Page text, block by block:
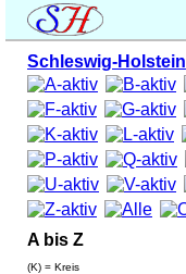
Schleswig-Holstein
A bis Z
(K) = Kreis